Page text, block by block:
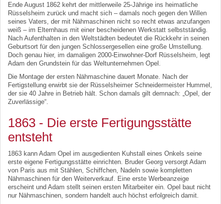
Ende August 1862 kehrt der mittlerweile 25-Jährige ins heimatliche
Rüsselsheim zurück und macht sich – damals noch gegen den Willen
seines Vaters, der mit Nähmaschinen nicht so recht etwas anzufangen
weiß – im Elternhaus mit einer bescheidenen Werkstatt selbstständig.
Nach Aufenthalten in den Weltstädten bedeutet die Rückkehr in seinen
Geburtsort für den jungen Schlossergesellen eine große Umstellung.
Doch genau hier, im damaligen 2000-Einwohner-Dorf Rüsselsheim, legt
Adam den Grundstein für das Weltunternehmen Opel.
Die Montage der ersten Nähmaschine dauert Monate. Nach der
Fertigstellung erwirbt sie der Rüsselsheimer Schneidermeister Hummel,
der sie 40 Jahre in Betrieb hält. Schon damals gilt demnach: „Opel, der
Zuverlässige“.
1863 - Die erste Fertigungsstätte
entsteht
1863 kann Adam Opel im ausgedienten Kuhstall eines Onkels seine
erste eigene Fertigungsstätte einrichten. Bruder Georg versorgt Adam
von Paris aus mit Stählen, Schiffchen, Nadeln sowie kompletten
Nähmaschinen für den Weiterverkauf. Eine erste Werbeanzeige
erscheint und Adam stellt seinen ersten Mitarbeiter ein. Opel baut nicht
nur Nähmaschinen, sondern handelt auch höchst erfolgreich damit.